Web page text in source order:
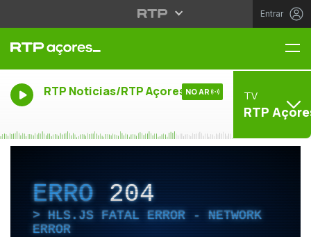
Entrar
RTP Noticias/RTP Açores NO AR TV
RTP
ERRO204
HLS.JS FATAL ERROR - NETWORK
ERROR